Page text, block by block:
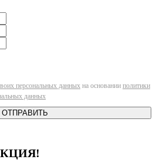
персональных данных на основании политики
данных
ОТПРАВИТЬ